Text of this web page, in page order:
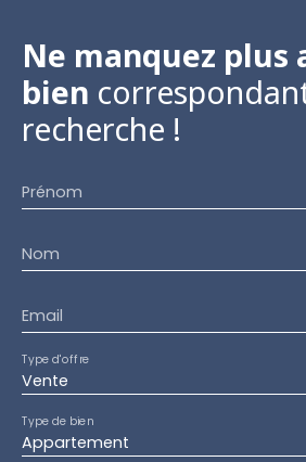
Ne manquez plus
bien
recherche !
Prénom
Nom
Email
Vente
Type d'offre
Appartement
Type de bien